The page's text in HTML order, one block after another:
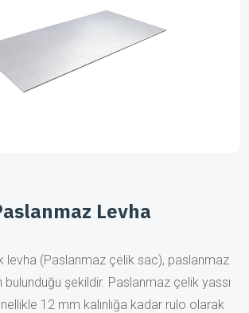
Levha
levha (Paslanmaz çelik sac), paslanmaz
bulunduğu şekildir. Paslanmaz çelik yassı
12 mm kalınlığa kadar rulo olarak